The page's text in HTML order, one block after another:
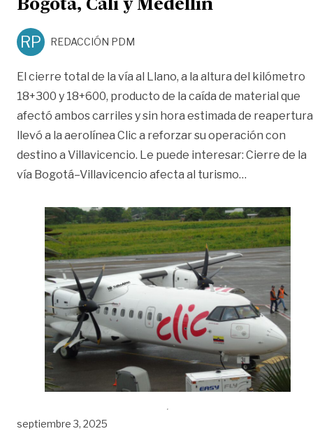
Bogotá, Cali y Medellín
RP REDACCIÓN PDM
El cierre total de la vía al Llano, a la altura del kilómetro
18+300 y 18+600, producto de la caída de material que
afectó ambos carriles y sin hora estimada de
llevó a la aerolínea Clic a reforzar su operación con
destino a Villavicencio. Le puede interesar: Cierre de la
vía Bogotá–Villavicencio afecta al turismo…
septiembre 3, 2025